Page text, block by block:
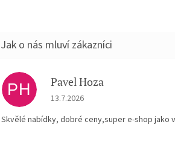
PH Pavel Hoza
Hodnocení obchodu je 5 z 5
13.7.2026
Skvělé nabídky, dobré ceny,super e-shop jako